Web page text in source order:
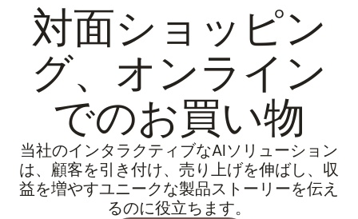
対面ショッピン
グ、オンライン
でのお買い物
当社のインタラクティブなAIソリューション
は、顧客を引き付け、売り上げを伸ばし、収
益を増やすユニークな製品ストーリーを伝え
るのに役立ちます。